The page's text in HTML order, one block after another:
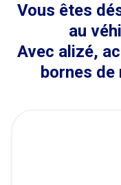
Vous êtes
au
Avec alizé,
bornes